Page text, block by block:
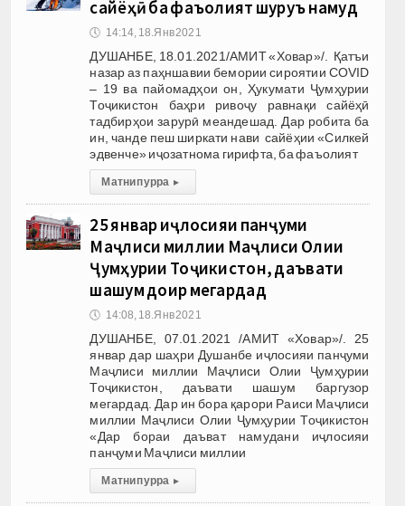
сайёҳӣ ба фаъолият шуруъ намуд
🕔 14:14, 18.Янв 2021
ДУШАНБЕ, 18.01.2021/АМИТ «Ховар»/. Қатъи
назар аз паҳншавии бемории сироятии COVID
– 19 ва пайомадҳои он, Ҳукумати Ҷумҳурии
Тоҷикистон баҳри ривоҷу равнақи сайёҳӣ
тадбирҳои зарурӣ меандешад. Дар робита ба
ин, чанде пеш ширкати нави сайёҳии «Силкей
эдвенче» иҷозатнома гирифта, ба фаъолият
Матни пурра ▸
25 январ иҷлосияи панҷуми
Маҷлиси миллии Маҷлиси Олии
Ҷумҳурии Тоҷикистон, даъвати
шашум доир мегардад
🕔 14:08, 18.Янв 2021
ДУШАНБЕ, 07.01.2021 /АМИТ «Ховар»/. 25
январ дар шаҳри Душанбе иҷлосияи панҷуми
Маҷлиси миллии Маҷлиси Олии Ҷумҳурии
Тоҷикистон, даъвати шашум баргузор
мегардад. Дар ин бора қарори Раиси Маҷлиси
миллии Маҷлиси Олии Ҷумҳурии Тоҷикистон
«Дар бораи даъват намудани иҷлосияи
панҷуми Маҷлиси миллии
Матни пурра ▸